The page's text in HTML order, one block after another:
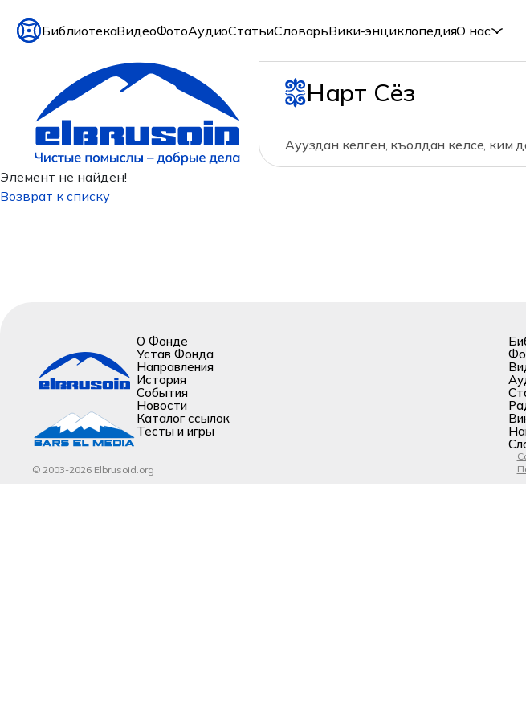
БиблиотекаВидеоФотоАудиоСтатьиСловарьВики-энциклопедияО нас
Нарт Сёз
Аууздан келген, къолдан келсе, ким
Элемент не найден!
Возврат к списку
О Фонде
Устав Фонда
Направления
История
События
Новости
Каталог ссылок
Тесты и игры
© 2003-2026 Elbrusoid.org